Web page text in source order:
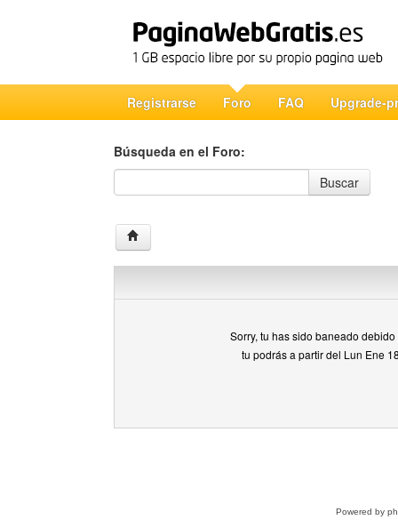
Registrarse Foro FAQ Upgrade-
Búsqueda en el Foro:
Búsqueda en el Foro
Buscar
Sorry, tu has sido baneado
tu podrás a partir del Lun Ene
Powered by